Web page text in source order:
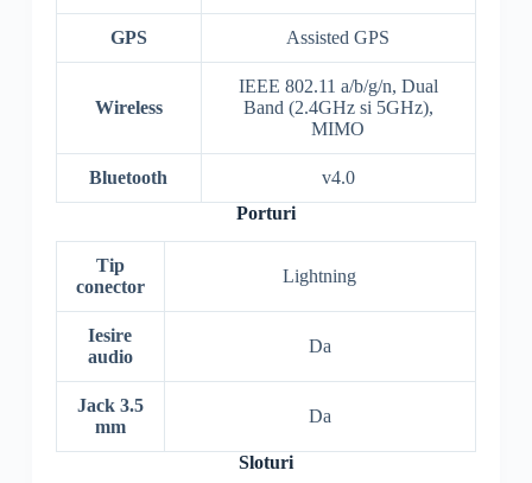
GPS Assisted GPS
Wireless
IEEE 802.11 a/b/g/n, Dual
Band (2.4GHz si 5GHz),
MIMO
Bluetooth
v4.0
Porturi
Tip
conector
Lightning
Iesire
audio
Da
Jack 3.5
mm
Da
Sloturi